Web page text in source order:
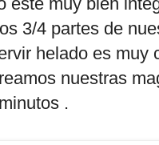
3/4 partes de
helado es muy
nuestras
.